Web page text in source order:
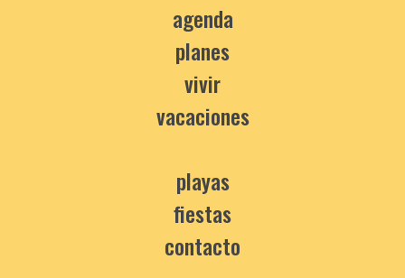
agenda
planes
vivir
vacaciones
playas
fiestas
contacto